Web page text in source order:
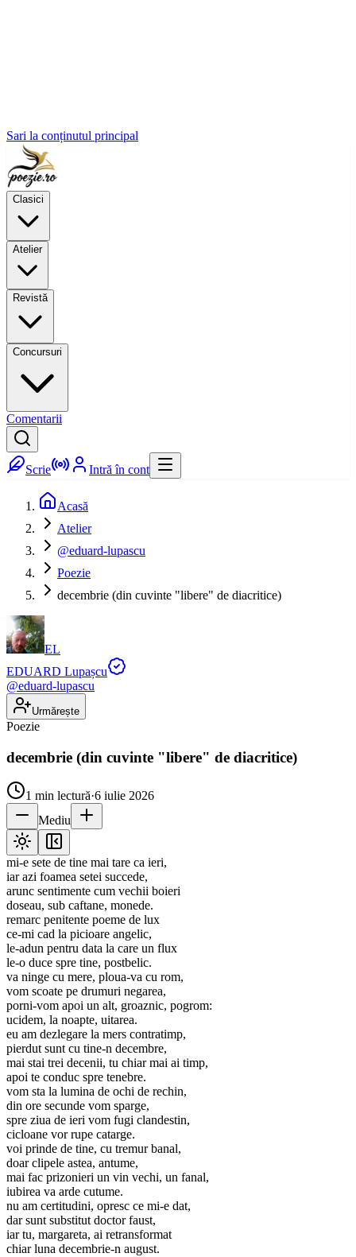
Sari la conținutul principal
Clasici
Atelier
Revistă
Concursuri
Comentarii
Scrie Intră în cont
Acasă
Atelier
@eduard-lupascu
Poezie
decembrie (din cuvinte "libere" de diacritice)
EL
EDUARD Lupașcu
@eduard-lupascu
Urmărește
Poezie
decembrie (din cuvinte "libere" de diacritice)
1 min lectură·6 iulie 2026
Mediu
mi-e sete de tine mai tare ca ieri,
iar azi foamea setei succede,
arunc sentimente cum vechii boieri
doseau, sub caftane, monede.
remarc penitente poeme de lux
ce-mi cad la picioare angelic,
le-adun pentru data la care un flux
le-o duce spre tine, postbelic.
va ninge cu mere, ploua-va cu rom,
vom scoate pe drumuri negarea,
porni-vom apoi un alt, groaznic, pogrom:
ucidem, la noapte, uitarea.
eu am dezlegare la mers contratimp,
pierdut sunt cu tine-n decembre,
mai stai trei decenii, tu chiar mai ai timp,
apoi te conduc spre tenebre.
vom sta la lumina de ochi de rechin,
din ore secunde vom sparge,
spre ziua de ieri vom fugi clandestin,
cicloane vor rupe catarge.
voi prinde de tine, cu tremur banal,
doar clipele astea, antume,
mai fac prizonieri un vin vechi, un fanal,
iubirea va arde cutume.
nu am certitudini, opresc ce mi-e dat,
dar sunt substitut doctor faust,
iar tu, margareta, ai retransformat
chiar luna decembrie-n august.